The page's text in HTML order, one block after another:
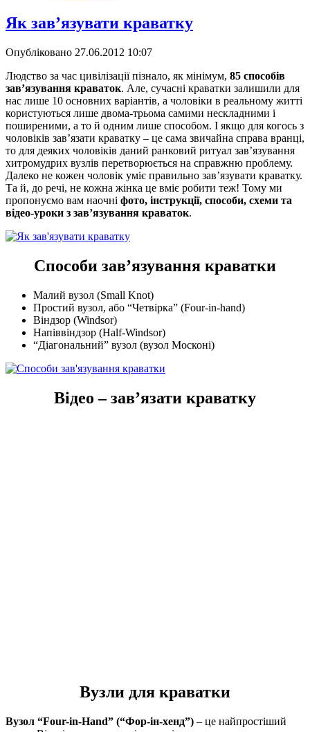
Як зав’язувати краватку
Опубліковано 27.06.2012 10:07
Людство за час цивілізації пізнало, як мінімум, 85 способів
зав’язування краваток. Але, сучасні краватки залишили для
нас лише 10 основних варіантів, а чоловіки в реальному житті
користуються лише двома-трьома самими нескладними і
поширеними, а то й одним лише способом. І якщо для когось з
чоловіків зав’язати краватку – це сама звичайна справа вранці,
то для деяких чоловіків даний ранковий ритуал зав’язування
хитромудрих вузлів перетворюється на справжню проблему.
Далеко не кожен чоловік уміє правильно зав’язувати краватку.
Та й, до речі, не кожна жінка це вміє робити теж! Тому ми
пропонуємо вам наочні фото, інструкції, способи, схеми та
відео-уроки з зав’язування краваток.
Способи зав’язування краватки
Малий вузол (Small Knot)
Простий вузол, або “Четвірка” (Four-in-hand)
Віндзор (Windsor)
Напіввіндзор (Half-Windsor)
“Діагональний” вузол (вузол Москоні)
Відео – зав’язати краватку
Вузли для краватки
Вузол “Four-in-Hand” (“Фор-ін-хенд”) – це найпростіший